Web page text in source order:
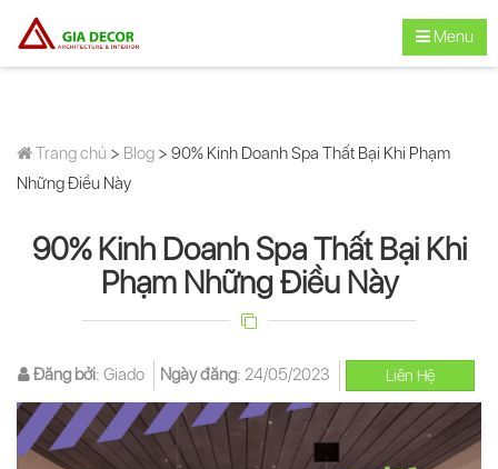
Menu
Trang chủ > Blog > 90% Kinh Doanh Spa Thất Bại Khi Phạm
Những Điều Này
90% Kinh Doanh Spa Thất Bại Khi
Phạm Những Điều Này
Đăng bởi: Giado Ngày đăng: 24/05/2023 Liên Hệ